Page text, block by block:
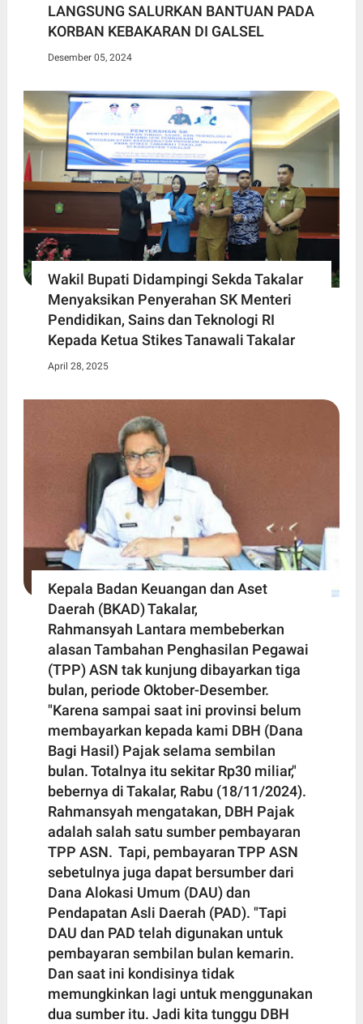
LANGSUNG SALURKAN BANTUAN PADA
KORBAN KEBAKARAN DI GALSEL
Desember 05, 2024
Wakil Bupati Didampingi Sekda Takalar
Menyaksikan Penyerahan SK Menteri
Pendidikan, Sains dan Teknologi RI
Kepada Ketua Stikes Tanawali Takalar
April 28, 2025
Kepala Badan Keuangan dan Aset
Daerah (BKAD) Takalar,
Rahmansyah Lantara membeberkan
alasan Tambahan Penghasilan Pegawai
(TPP) ASN tak kunjung dibayarkan tiga
bulan, periode Oktober-Desember.
"Karena sampai saat ini provinsi belum
membayarkan kepada kami DBH (Dana
Bagi Hasil) Pajak selama sembilan
bulan. Totalnya itu sekitar Rp30 miliar,"
bebernya di Takalar, Rabu (18/11/2024).
Rahmansyah mengatakan, DBH Pajak
adalah salah satu sumber pembayaran
TPP ASN. Tapi, pembayaran TPP ASN
sebetulnya juga dapat bersumber dari
Dana Alokasi Umum (DAU) dan
Pendapatan Asli Daerah (PAD). "Tapi
DAU dan PAD telah digunakan untuk
pembayaran sembilan bulan kemarin.
Dan saat ini kondisinya tidak
memungkinkan lagi untuk menggunakan
dua sumber itu. Jadi kita tunggu DBH